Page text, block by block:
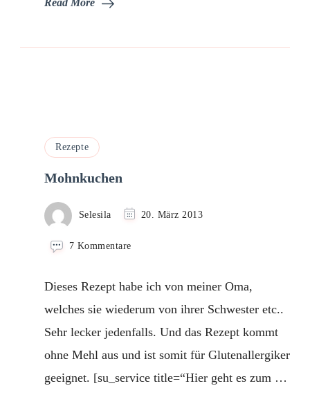
Read More
Rezepte
Mohnkuchen
Selesila 20. März 2013
7 Kommentarezu
Dieses Rezept habe ich von meiner Oma,
welches sie wiederum von ihrer Schwester etc..
Sehr lecker jedenfalls. Und das Rezept kommt
ohne Mehl aus und ist somit für Glutenallergiker
geeignet. [su_service title=“Hier geht es zum …